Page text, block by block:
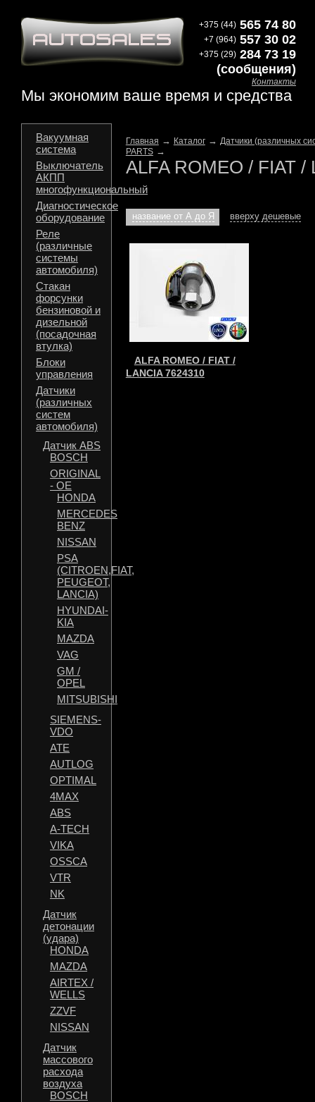
Мы экономим ваше время и средства
+375 (44) 565 74 80
+7 (964) 557 30 02
+375 (29) 284 73 19
(сообщения)
Контакты
Вакуумная
система
Выключатель
АКПП
многофункциональный
Диагностическое
оборудование
Реле
(различные
системы
автомобиля)
Стакан
форсунки
бензиновой и
дизельной
(посадочная
втулка)
Блоки
управления
Датчики
(различных
систем
автомобиля)
Датчик ABS
BOSCH
ORIGINAL
- OE
HONDA
MERCEDES
BENZ
NISSAN
PSA
(CITROEN,FIAT,
PEUGEOT,
LANCIA)
HYUNDAI-
KIA
MAZDA
VAG
GM /
OPEL
MITSUBISHI
SIEMENS-
VDO
ATE
AUTLOG
OPTIMAL
4MAX
ABS
A-TECH
VIKA
OSSCA
VTR
NK
Датчик
детонации
(удара)
HONDA
MAZDA
AIRTEX /
WELLS
ZZVF
NISSAN
Датчик
массового
расхода
воздуха
BOSCH
Главная → Каталог→ Датчики (различных
PARTS→
ALFA ROMEO / FIAT /
название от А до Я вверху дешевые
ALFA ROMEO / FIAT /
LANCIA 7624310